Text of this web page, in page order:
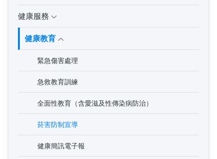
健康服務
健康教育
緊急傷害處理
急救教育訓練
全面性教育（含愛滋及性傳染病防治）
菸害防制宣導
健康簡訊電子報